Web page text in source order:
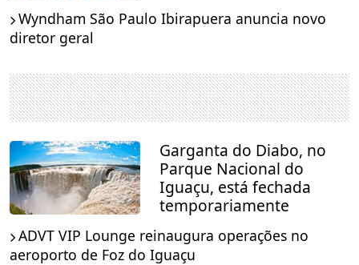
Wyndham São Paulo Ibirapuera anuncia novo
diretor geral
Garganta do Diabo, no
Parque Nacional do
Iguaçu, está fechada
temporariamente
ADVT VIP Lounge reinaugura operações no
aeroporto de Foz do Iguaçu